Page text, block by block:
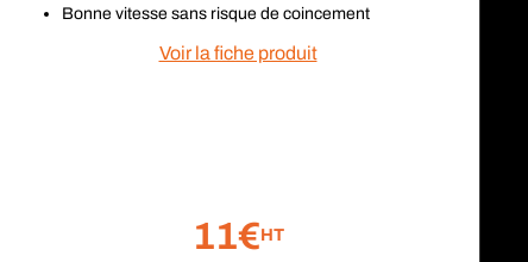
Bonne vitesse sans risque de coincement
Voir la fiche produit
11€HT